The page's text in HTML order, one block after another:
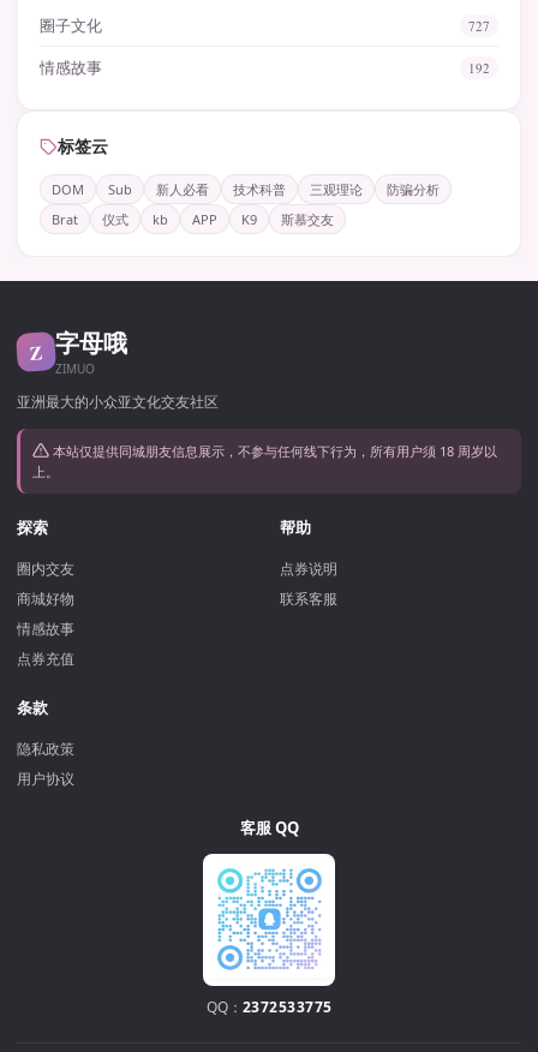
圈子文化 727
情感故事 192
标签云
DOM Sub 新人必看 技术科普 三观理论
防骗分析
Brat
仪式 kb APP K9 斯慕交友
Z 字母哦
ZIMUO
亚洲最大的小众亚文化交友社区
本站仅提供同城朋友信息展示，不参与任何线下行为，所有用户须 18 周岁以
上。
探索
圈内交友
商城好物
情感故事
点券充值
帮助
点券说明
联系客服
条款
隐私政策
用户协议
客服 QQ
QQ： 2372533775